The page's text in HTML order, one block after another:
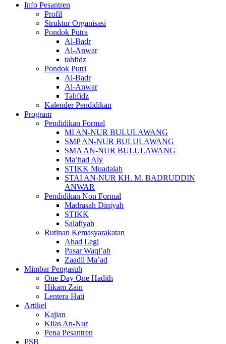
Info Pesantren
Profil
Struktur Organisasi
Pondok Putra
Al-Badr
Al-Anwar
tahfidz
Pondok Putri
Al-Badr
Al-Anwar
Tahfidz
Kalender Pendidikan
Program
Pendidikan Formal
MI AN-NUR BULULAWANG
SMP AN-NUR BULULAWANG
SMA AN-NUR BULULAWANG
Ma’had Aly
STIKK Muadalah
STAI AN-NUR KH. M. BADRUDDIN
ANWAR
Pendidikan Non Formal
Madrasah Diniyah
STIKK
Salafiyah
Rutinan Kemasyarakatan
Ahad Legi
Pasar Waqi’ah
Zaadil Ma’ad
Mimbar Pengasuh
One Day One Hadith
Hikam Zain
Lentera Hati
Artikel
Kajian
Kilas An-Nur
Pena Pesantren
PSB